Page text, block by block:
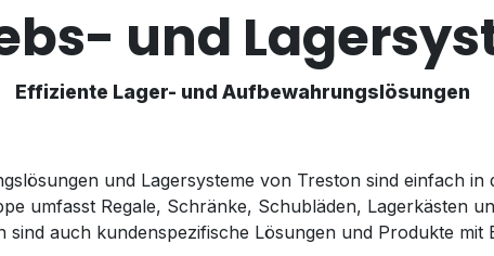
und
Effiziente Lager- und Aufbewahrungslösungen
und Lagersysteme von Treston sind einfach in
umfasst Regale, Schränke, Schubläden, Lagerkästen
sind auch kundenspezifische Lösungen und Produkte mit